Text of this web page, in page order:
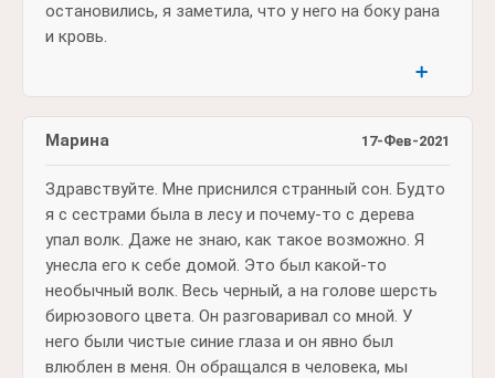
остановились, я заметила, что у него на боку рана
и кровь.
➕
17-Фев-2021
Марина
Здравствуйте. Мне приснился странный сон. Будто
я с сестрами была в лесу и почему-то с дерева
упал волк. Даже не знаю, как такое возможно. Я
унесла его к себе домой. Это был какой-то
необычный волк. Весь черный, а на голове шерсть
бирюзового цвета. Он разговаривал со мной. У
него были чистые синие глаза и он явно был
влюблен в меня. Он обращался в человека, мы